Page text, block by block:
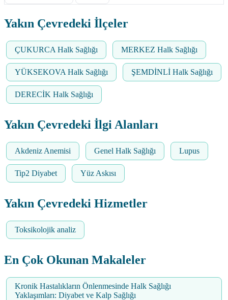
Yakın Çevredeki İlçeler
ÇUKURCA Halk Sağlığı MERKEZ Halk Sağlığı
YÜKSEKOVA Halk Sağlığı ŞEMDİNLİ Halk Sağlığı
DERECİK Halk Sağlığı
Yakın Çevredeki İlgi Alanları
Akdeniz Anemisi Genel Halk Sağlığı Lupus
Tip2 Diyabet Yüz Askısı
Yakın Çevredeki Hizmetler
Toksikolojik analiz
En Çok Okunan Makaleler
Kronik Hastalıkların Önlenmesinde Halk Sağlığı
Yaklaşımları: Diyabet ve Kalp Sağlığı